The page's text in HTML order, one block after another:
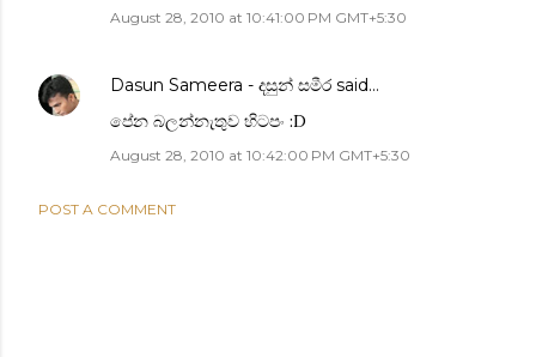
August 28, 2010 at 10:41:00 PM GMT+5:30
Dasun Sameera - දසුන් සමීර said…
පේන බලන්නැතුව හිටපං :D
August 28, 2010 at 10:42:00 PM GMT+5:30
POST A COMMENT